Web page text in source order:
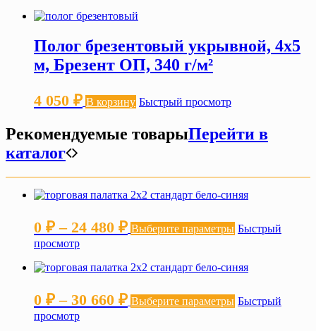
Полог брезентовый укрывной, 4х5
м, Брезент ОП, 340 г/м²
4 050 ₽ В корзину Быстрый просмотр
Рекомендуемые товарыПерейти в
каталог
0 ₽ – 24 480 ₽Диапазон
0 ₽
24 480 ₽
Выберите параметры товар
вариаций.
можно
выбрать
Быстрый
просмотр
0 ₽ – 30 660 ₽Диапазон
Выберите параметры товар
Быстрый
просмотр